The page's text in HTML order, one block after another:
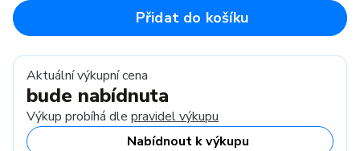
Přidat do košíku
Aktuální výkupní cena
bude nabídnuta
Výkup probíhá dle pravidel výkupu
Nabídnout k výkupu